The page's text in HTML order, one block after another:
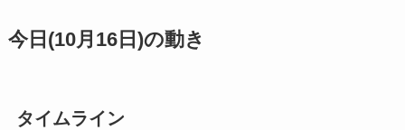
今日(10月16日)の動き
タイムライン